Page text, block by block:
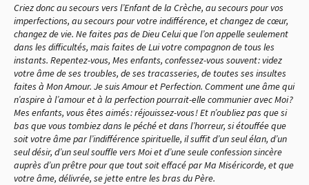
Criez donc au secours vers l’Enfant de la Crèche, au secours pour vos
imperfections, au secours pour votre indifférence, et changez de cœur,
changez de vie. Ne faites pas de Dieu Celui que l’on appelle seulement
dans les difficultés, mais faites de Lui votre compagnon de tous les
instants. Repentez-vous, Mes enfants, confessez-vous souvent : videz
votre âme de ses troubles, de ses tracasseries, de toutes ses insultes
faites à Mon Amour. Je suis Amour et Perfection. Comment une âme qui
n’aspire à l’amour et à la perfection pourrait-elle communier avec Moi ?
Mes enfants, vous êtes aimés : réjouissez-vous ! Et n’oubliez pas que si
bas que vous tombiez dans le péché et dans l’horreur, si étouffée que
soit votre âme par l’indifférence spirituelle, il suffit d’un seul élan, d’un
seul désir, d’un seul souffle vers Moi et d’une seule confession sincère
auprès d’un prêtre pour que tout soit effacé par Ma Miséricorde, et que
votre âme, délivrée, se jette entre les bras du Père.